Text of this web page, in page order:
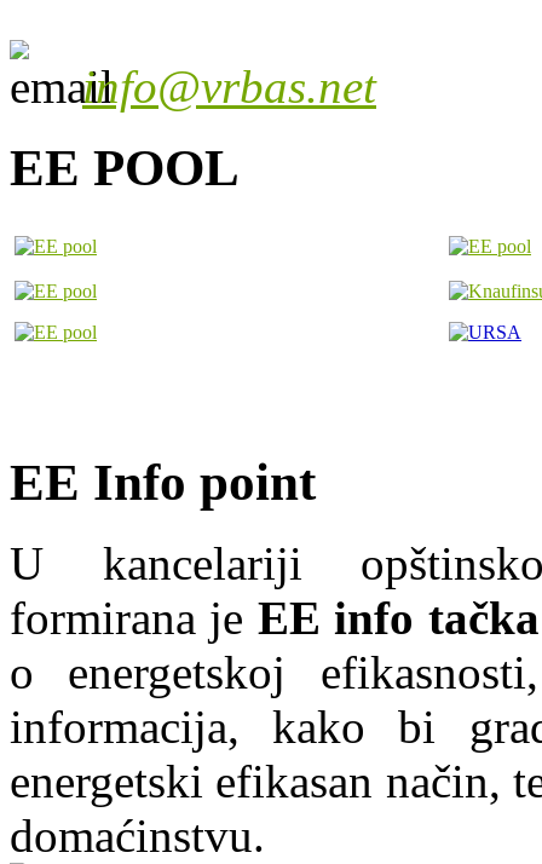
info@vrbas.net
EE POOL
EE Info point
U kancelariji
formirana je EE info tačka
o energetskoj
informacija, kako bi
energetski efikasan način,
domaćinstvu.